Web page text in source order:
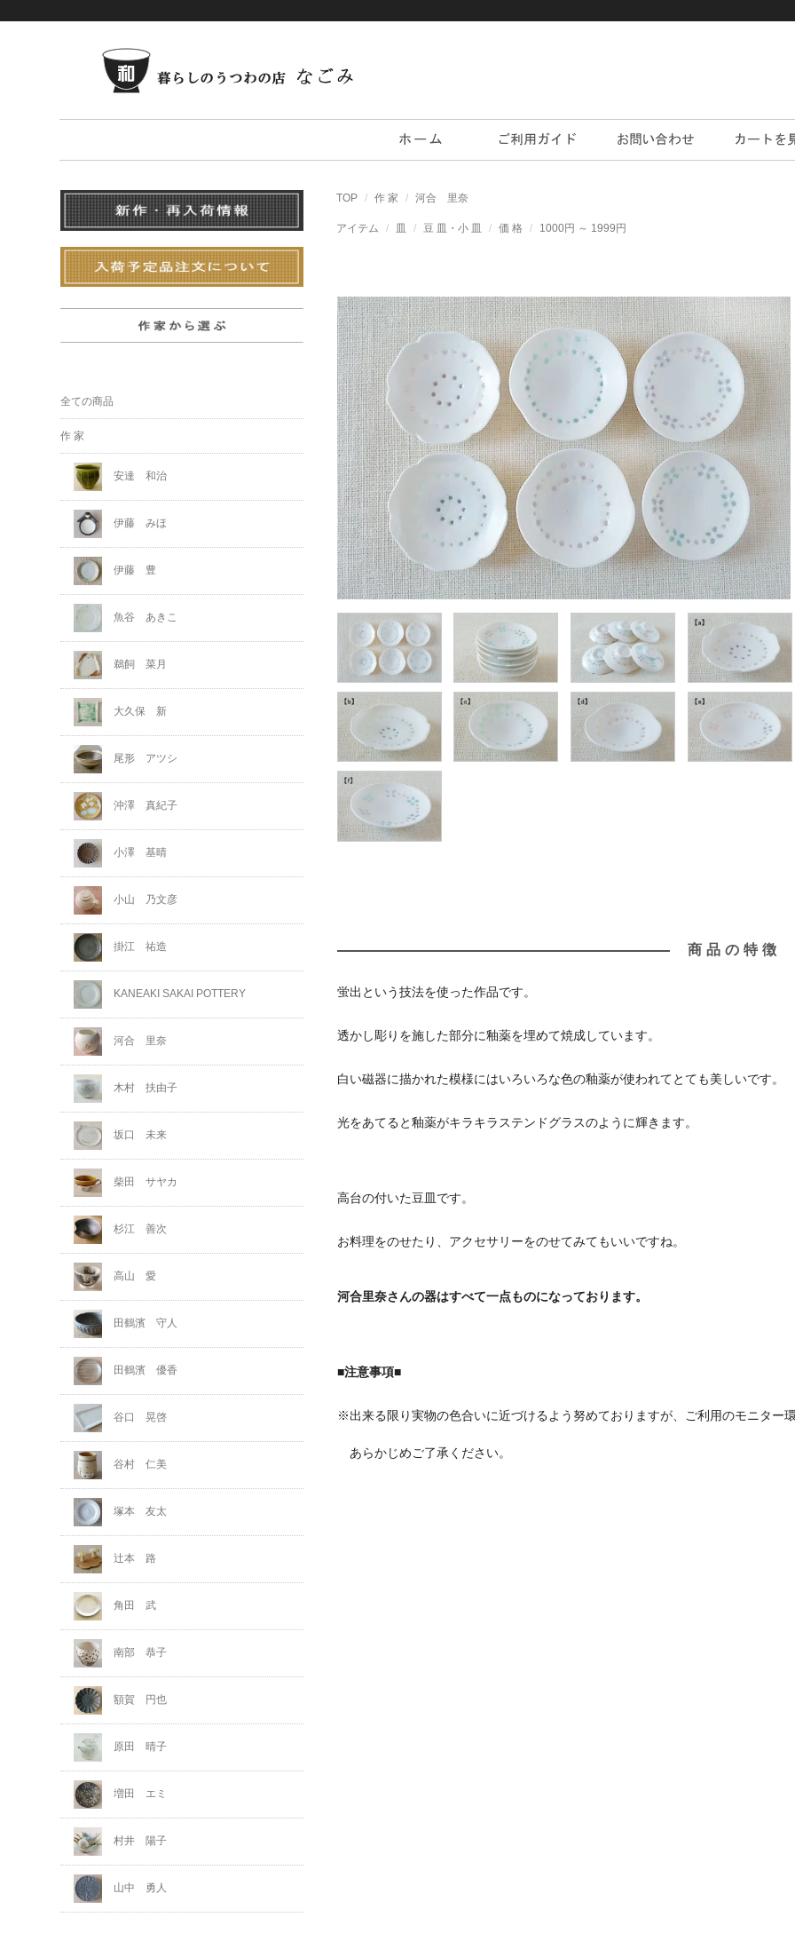
TOP 作 家 河合 里奈
アイテム 皿 豆 皿・小 皿 価 格 1000円 ～ 1999円
商品の特徴
蛍出という技法を使った作品です。
透かし彫りを施した部分に釉薬を埋めて焼成しています。
白い磁器に描かれた模様にはいろいろな色の釉薬が使われてとても美しいです。
光をあてると釉薬がキラキラステンドグラスのように輝きます。
高台の付いた豆皿です。
お料理をのせたり、アクセサリーをのせてみてもいいですね。
河合里奈さんの器はすべて一点ものになっております。
■注意事項■
※出来る限り実物の色合いに近づけるよう努めておりますが、ご利用のモニター
あらかじめご了承ください。
全ての商品
作 家
安達 和治
伊藤 みほ
伊藤 豊
魚谷 あきこ
鵜飼 菜月
大久保 新
尾形 アツシ
沖澤 真紀子
小澤 基晴
小山 乃文彦
掛江 祐造
KANEAKI SAKAI POTTERY
河合 里奈
木村 扶由子
坂口 未来
柴田 サヤカ
杉江 善次
高山 愛
田鶴濱 守人
田鶴濱 優香
谷口 晃啓
谷村 仁美
塚本 友太
辻本 路
角田 武
南部 恭子
額賀 円也
原田 晴子
増田 エミ
村井 陽子
山中 勇人